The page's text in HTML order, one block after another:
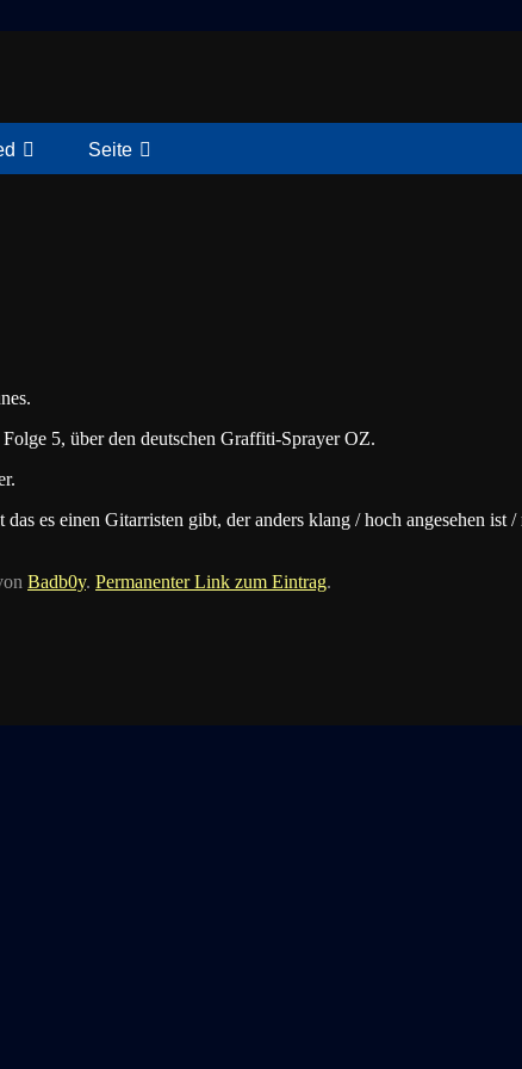
Seite
5, über den deutschen Graffiti-Sprayer OZ.
das es einen Gitarristen gibt, der anders klang / hoch angesehen ist
Badb0y. Permanenter Link zum Eintrag.